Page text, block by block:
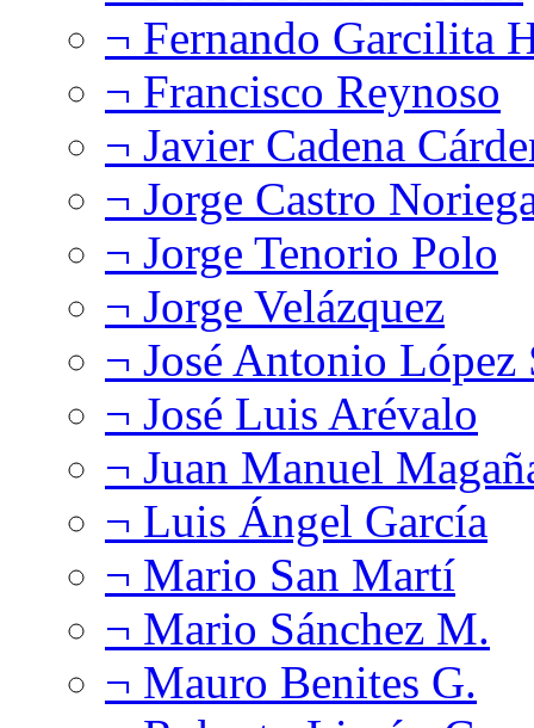
¬ Fernando Garcilita
¬ Francisco Reynoso
¬ Javier Cadena
¬ Jorge Castro
¬ Jorge Tenorio Polo
¬ Jorge Velázquez
¬ José Antonio López
¬ José Luis Arévalo
¬ Juan Manuel
¬ Luis Ángel García
¬ Mario San Martí
¬ Mario Sánchez M.
¬ Mauro Benites G.